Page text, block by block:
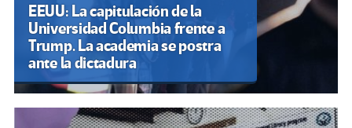
EEUU: La capitulación de la
Universidad Columbia frente a
Trump. La academia se postra
ante la dictadura